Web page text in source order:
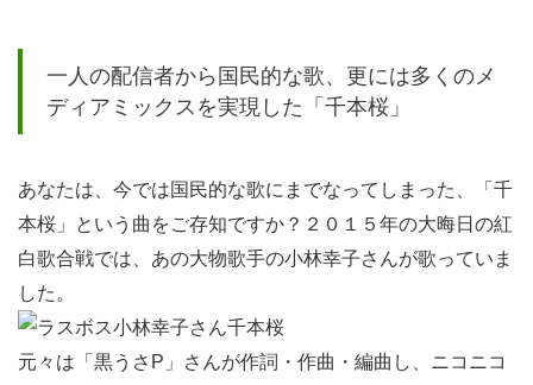
本音は
「便利
4.2
時代
は不
便な
一人の配信者から国民的な歌、更には多くのメ
ディアミックスを実現した「千本桜」
あなたは、今では国民的な歌にまでなってしまった、「千
本桜」という曲をご存知ですか？２０１５年の大晦日の紅
白歌合戦では、あの大物歌手の小林幸子さんが歌っていま
した。
元々は「黒うさP」さんが作詞・作曲・編曲し、ニコニコ